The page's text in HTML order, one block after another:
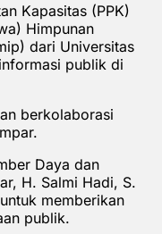
Kapasitas (PPK)
Himpunan
dari Universitas
publik di
berkolaborasi
Daya dan
H. Salmi Hadi, S.
memberikan
publik.